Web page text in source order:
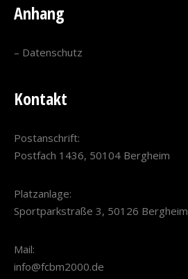
Anhang
– Datenschutz
Kontakt
Postanschrift:
Postfach 1436, 50104 Bergheim
Platzanlage:
Sportparkstraße 3, 50126 Bergheim
Mail:
info@fcbm2000.de